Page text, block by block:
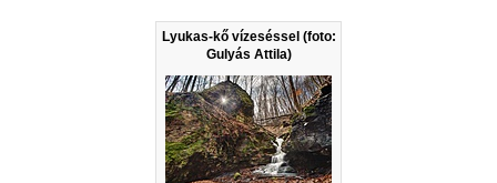
Lyukas-kő vízeséssel (foto:
Gulyás Attila)